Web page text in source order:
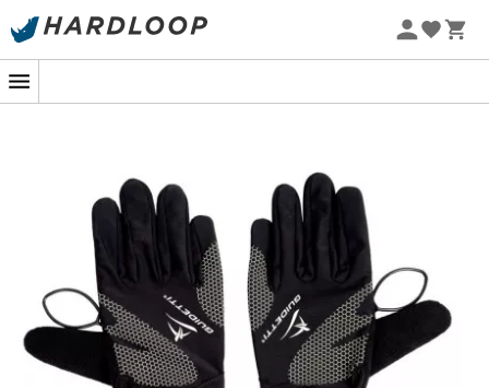
Letní akce 🔥 -5 % EXTRA při nákupu 2 produktů* s kódem